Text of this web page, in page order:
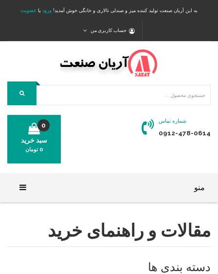
به این آریان صنعت تولید کننده میز و صندلی تالاری و خانگی خوش آمدید! ورود یا عضویت
حساب کاربری من
شماره تماس
0912-478-0614
سبد خرید
0
0 تومان
منو
فروشگاه
مقالات و راهنمای خرید
دسته بندی ها